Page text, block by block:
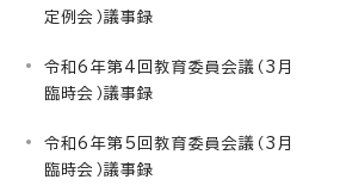
定例会）議事録
令和6年第4回教育委員会議（3月
臨時会）議事録
令和6年第5回教育委員会議（3月
臨時会）議事録